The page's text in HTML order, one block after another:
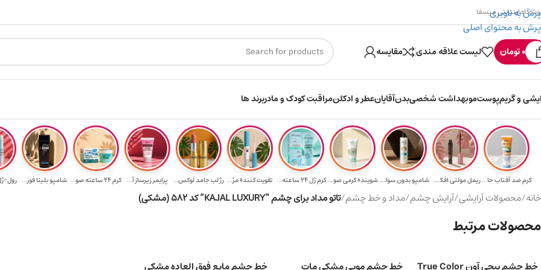
پرش به ناوبری
پرش به محتوای اصلی
هدیه برای خرید ارسال رایگان برای خرید ۳.۵ میلیون به یالا ۳۰۰ میسکوین (۳۰ هزار تومن) هدیه خرید اول
اینترنتی میسفا
0تومان لیست علاقه مندی مقایسه
و گریمپوستموبهداشت شخصیبدنآقایانعطر و ادکلنمراقبت کودک و مادربرند ها
کرم ضد آفتاب حا... ریمل مولتی افکت... شامپو بدون سولف... شوینده کرمی صور...کرم ژل ۲۴ ساعته... تقویت‌ کننده مژ... رژ لب جامد لوکس... پرایمر زیرساز آ... کرم 24 ساعته صو... شامپو بلیتا فور... رول-
خانه/محصولات آرایشی/آرایش چشم/مداد و خط چشم/تاتو مداد برای چشم “KAJAL LUXURY” کد 582 (مشکی)
محصولات مرتبط
خط چشم پیچی آون True Color خط چشم مویی مشکی مات خط چشم مایع فوق العاده مشکی